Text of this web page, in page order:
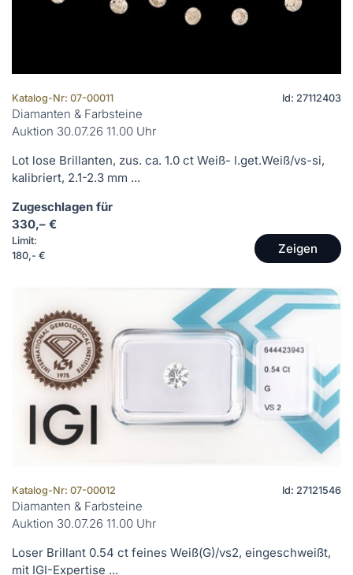
Katalog-Nr: 07-00011 Id: 27112403
Diamanten & Farbsteine
Auktion 30.07.26 11.00 Uhr
Lot lose Brillanten, zus. ca. 1.0 ct Weiß- l.get.Weiß/vs-si,
kalibriert, 2.1-2.3 mm ...
Zugeschlagen für
330,– €
Limit:
180,- €
Zeigen
Katalog-Nr: 07-00012 Id: 27121546
Diamanten & Farbsteine
Auktion 30.07.26 11.00 Uhr
Loser Brillant 0.54 ct feines Weiß(G)/vs2, eingeschweißt,
mit IGI-Expertise ...